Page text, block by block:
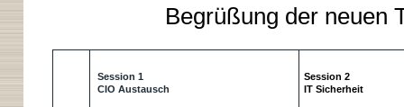
Begrüßung der neuen
Session 1
CIO Austausch
Session 2
IT Sicherheit